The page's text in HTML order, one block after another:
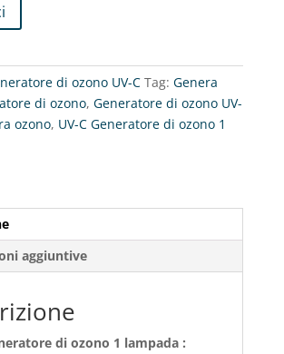
di ozono UV-C Tag: Genera
di ozono, Generatore di ozono UV-
ozono, UV-C Generatore di ozono 1
aggiuntive
di ozono 1 lampada :